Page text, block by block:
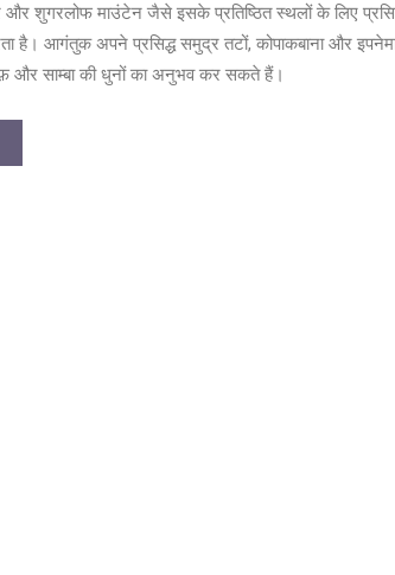
और शुगरलोफ माउंटेन जैसे इसके प्रतिष्ठित स्थलों के लिए
है। आगंतुक अपने प्रसिद्ध समुद्र तटों, कोपाकबाना और
और साम्बा की धुनों का अनुभव कर सकते हैं।